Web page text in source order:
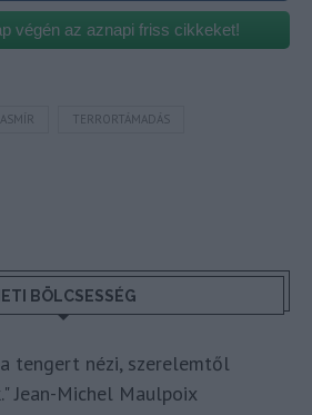
végén az aznapi friss cikkeket!
TERRORTÁMADÁS
BÖLCSESSÉG
a tengert nézi, szerelemtől
Jean-Michel Maulpoix